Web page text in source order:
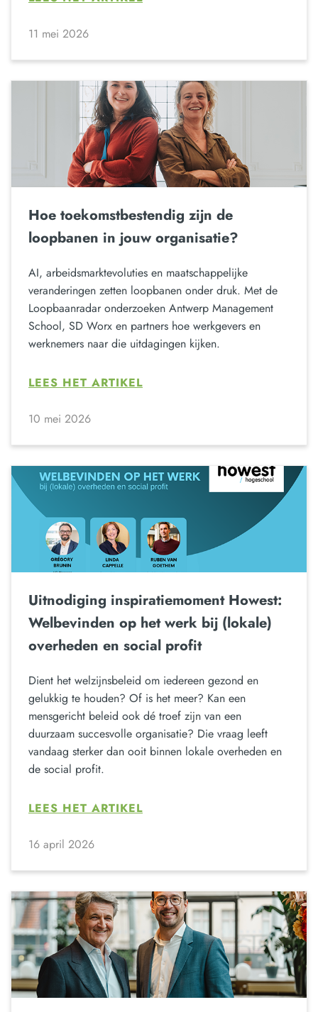
11 mei 2026
Hoe toekomstbestendig zijn de
loopbanen in jouw organisatie?
AI, arbeidsmarktevoluties en maatschappelijke
veranderingen zetten loopbanen onder druk. Met de
Loopbaanradar onderzoeken Antwerp Management
School, SD Worx en partners hoe werkgevers en
werknemers naar die uitdagingen kijken.
LEES HET ARTIKEL
10 mei 2026
Uitnodiging inspiratiemoment Howest:
Welbevinden op het werk bij (lokale)
overheden en social profit
Dient het welzijnsbeleid om iedereen gezond en
gelukkig te houden? Of is het meer? Kan een
mensgericht beleid ook dé troef zijn van een
duurzaam succesvolle organisatie? Die vraag leeft
vandaag sterker dan ooit binnen lokale overheden en
de social profit.
LEES HET ARTIKEL
16 april 2026